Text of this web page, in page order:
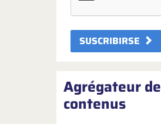
SUSCRIBIRSE
Agrégateur de
contenus